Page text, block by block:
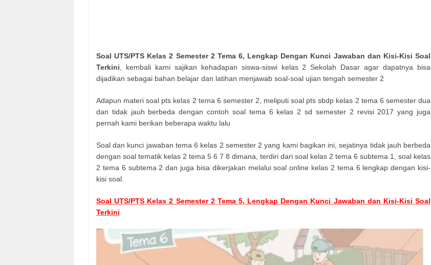
Soal UTS/PTS Kelas 2 Semester 2 Tema 6, Lengkap Dengan Kunci Jawaban dan Kisi-Kisi Soal
Terkini , kembali kami sajikan kehadapan siswa-siswi kelas 2 Sekolah Dasar agar dapatnya bisa
dijadikan sebagai bahan belajar dan latihan menjawab soal-soal ujian tengah semester 2
Adapun materi soal pts kelas 2 tema 6 semester 2, meliputi soal pts sbdp kelas 2 tema 6 semester dua
dan tidak jauh berbeda dengan contoh soal tema 6 kelas 2 sd semester 2 revisi 2017 yang juga
pernah kami berikan beberapa waktu lalu
Soal dan kunci jawaban tema 6 kelas 2 semester 2 yang kami bagikan ini, sejatinya tidak jauh berbeda
dengan soal tematik kelas 2 tema 5 6 7 8 dimana, terdiri dari soal kelas 2 tema 6 subtema 1, soal kelas
2 tema 6 subtema 2 dan juga bisa dikerjakan melalui soal online kelas 2 tema 6 lengkap dengan kisi-
kisi soal.
Soal UTS/PTS Kelas 2 Semester 2 Tema 5, Lengkap Dengan Kunci Jawaban dan Kisi-Kisi Soal
Terkini